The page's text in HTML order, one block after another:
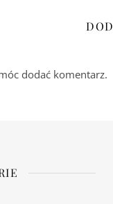
dodać komentarz.